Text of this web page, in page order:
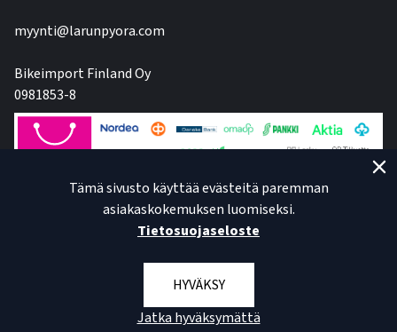
myynti@larunpyora.com
Bikeimport Finland Oy
0981853-8
Tämä sivusto käyttää evästeitä paremman
asiakaskokemuksen luomiseksi.
Tietosuojaseloste
HYVÄKSY
Jatka hyväksymättä